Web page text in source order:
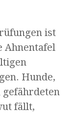
ist
Ahnentafel
Hunde,
fällt,